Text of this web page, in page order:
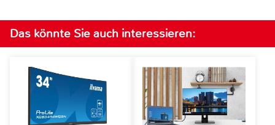
Das könnte Sie auch interessieren: